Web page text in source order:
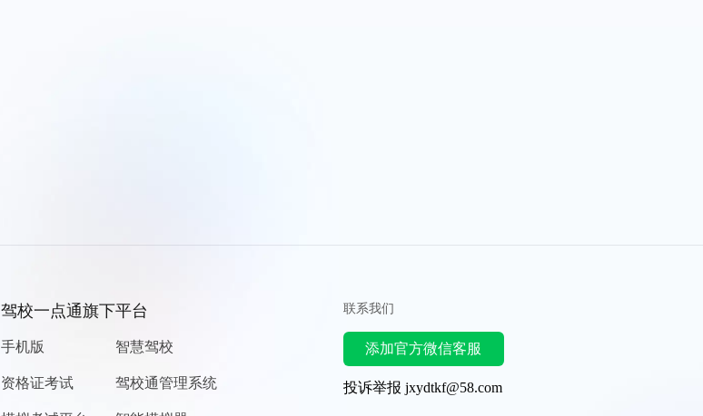
驾校一点通旗下平台
手机版
资格证考试
智慧驾校
驾校通管理系统
联系我们
添加官方微信客服
投诉举报 jxydtkf@58.com